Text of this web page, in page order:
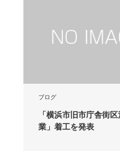
ブログ
「横浜市旧市庁舎街
業」着工を発表